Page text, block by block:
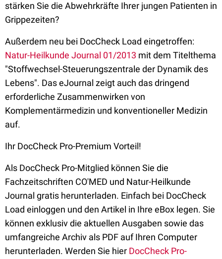
stärken Sie die Abwehrkräfte Ihrer jungen Patienten in
Grippezeiten?
Außerdem neu bei DocCheck Load eingetroffen:
Natur-Heilkunde Journal 01/2013 mit dem Titelthema
"Stoffwechsel-Steuerungszentrale der Dynamik des
Lebens". Das eJournal zeigt auch das dringend
erforderliche Zusammenwirken von
Komplementärmedizin und konventioneller Medizin
auf.
Ihr DocCheck Pro-Premium Vorteil!
Als DocCheck Pro-Mitglied können Sie die
Fachzeitschriften CO'MED und Natur-Heilkunde
Journal gratis herunterladen. Einfach bei DocCheck
Load einloggen und den Artikel in Ihre eBox legen. Sie
können exklusiv die aktuellen Ausgaben sowie das
umfangreiche Archiv als PDF auf Ihren Computer
herunterladen. Werden Sie hier DocCheck Pro-